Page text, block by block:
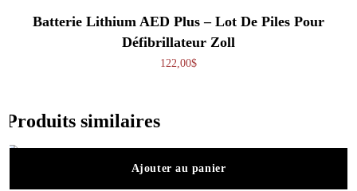
Batterie Lithium AED Plus – Lot De Piles Pour
Défibrillateur Zoll
122,00$
Produits similaires
Ajouter au panier